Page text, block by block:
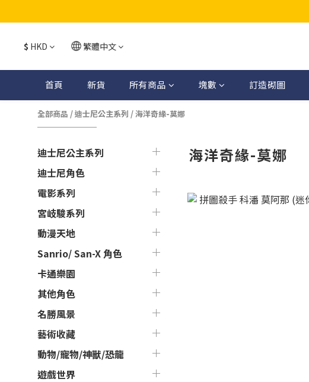
$ HKD 繁體中文
首頁 新貨 所有商品 塊數 訂造砌圖
全部商品 /迪士尼公主系列 /海洋奇緣-莫娜
迪士尼公主系列
迪士尼角色
電影系列
宮岐駿系列
動漫天地
Sanrio/ San-X 角色
卡通樂園
其他角色
名勝風景
藝術收藏
動物/寵物/神獸/恐龍
遊戲世界
海洋奇緣-莫娜